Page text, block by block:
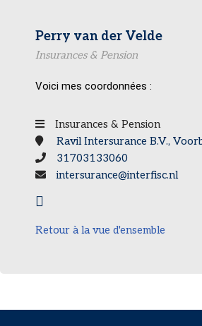
Perry van der Velde
Insurances & Pension
Voici mes coordonnées :
Insurances & Pension
Ravil Intersurance B.V.,
31703133060
intersurance@interfisc.nl
Retour à la vue d'ensemble